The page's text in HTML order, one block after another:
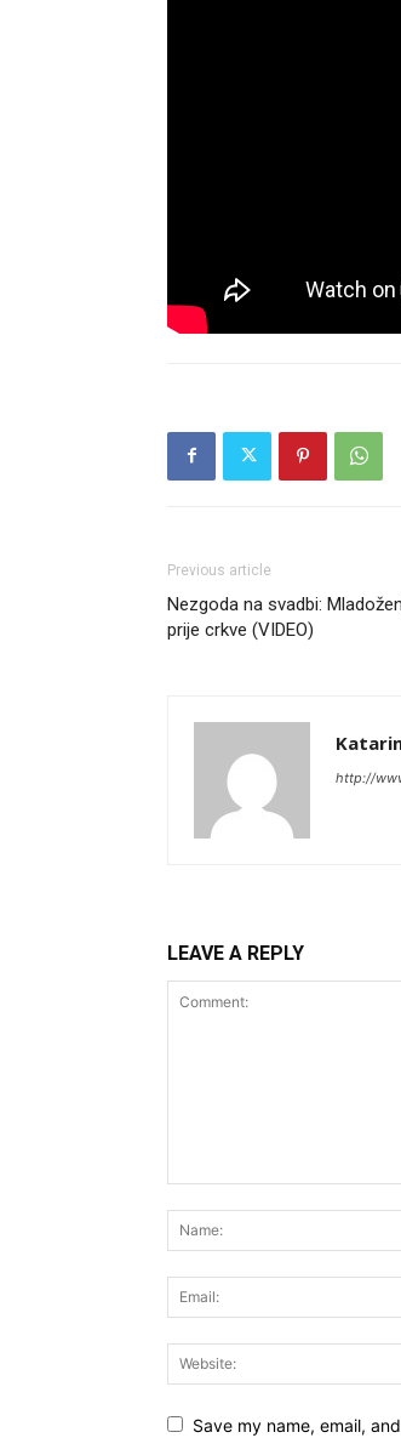
Previous article
Nezgoda na svadbi:
prije crkve (VIDEO)
http://
LEAVE A REPLY
Save my name, email,